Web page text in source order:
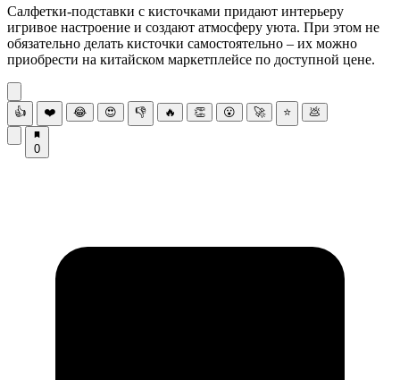
Салфетки-подставки с кисточками придают интерьеру
игривое настроение и создают атмосферу уюта. При этом не
обязательно делать кисточки самостоятельно – их можно
приобрести на китайском маркетплейсе по доступной цене.
👍 ❤️ 😂 😍 👎 🔥 👏 😮 🚀 ⭐ 💩
0